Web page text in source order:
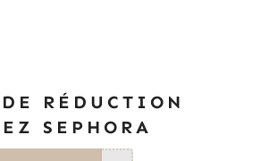
RÉDUCTION
SEPHORA